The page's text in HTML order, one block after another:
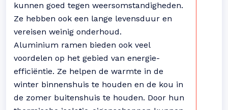
kunnen goed tegen weersomstandigheden.
Ze hebben ook een lange levensduur en
vereisen weinig onderhoud.
Aluminium ramen bieden ook veel
voordelen op het gebied van energie-
efficiëntie. Ze helpen de warmte in de
winter binnenshuis te houden en de kou in
de zomer buitenshuis te houden. Door hun